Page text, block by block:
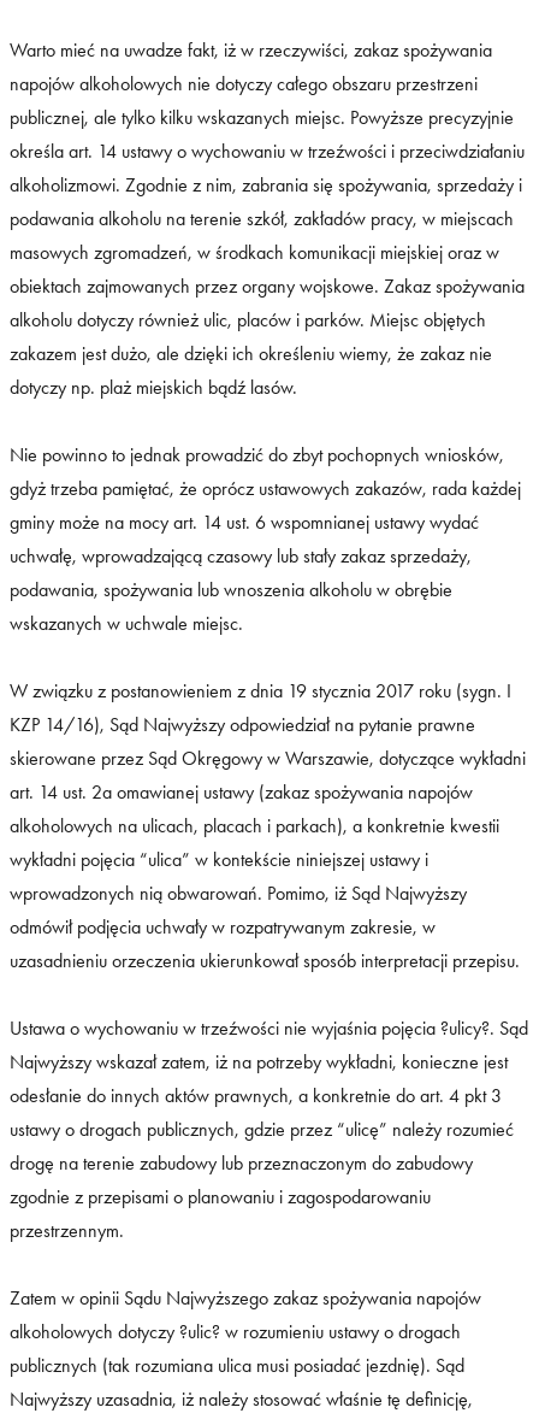
Warto mieć na uwadze fakt, iż w rzeczywiści, zakaz spożywania
napojów alkoholowych nie dotyczy całego obszaru przestrzeni
publicznej, ale tylko kilku wskazanych miejsc. Powyższe precyzyjnie
określa art. 14 ustawy o wychowaniu w trzeźwości i przeciwdziałaniu
alkoholizmowi. Zgodnie z nim, zabrania się spożywania, sprzedaży i
podawania alkoholu na terenie szkół, zakładów pracy, w miejscach
masowych zgromadzeń, w środkach komunikacji miejskiej oraz w
obiektach zajmowanych przez organy wojskowe. Zakaz spożywania
alkoholu dotyczy również ulic, placów i parków. Miejsc objętych
zakazem jest dużo, ale dzięki ich określeniu wiemy, że zakaz nie
dotyczy np. plaż miejskich bądź lasów.
Nie powinno to jednak prowadzić do zbyt pochopnych wniosków,
gdyż trzeba pamiętać, że oprócz ustawowych zakazów, rada każdej
gminy może na mocy art. 14 ust. 6 wspomnianej ustawy wydać
uchwałę, wprowadzającą czasowy lub stały zakaz sprzedaży,
podawania, spożywania lub wnoszenia alkoholu w obrębie
wskazanych w uchwale miejsc.
W związku z postanowieniem z dnia 19 stycznia 2017 roku (sygn. I
KZP 14/16), Sąd Najwyższy odpowiedział na pytanie prawne
skierowane przez Sąd Okręgowy w Warszawie, dotyczące wykładni
art. 14 ust. 2a omawianej ustawy (zakaz spożywania napojów
alkoholowych na ulicach, placach i parkach), a konkretnie kwestii
wykładni pojęcia “ulica” w kontekście niniejszej ustawy i
wprowadzonych nią obwarowań. Pomimo, iż Sąd Najwyższy
odmówił podjęcia uchwały w rozpatrywanym zakresie, w
uzasadnieniu orzeczenia ukierunkował sposób interpretacji przepisu.
Ustawa o wychowaniu w trzeźwości nie wyjaśnia pojęcia ?ulicy?. Sąd
Najwyższy wskazał zatem, iż na potrzeby wykładni, konieczne jest
odesłanie do innych aktów prawnych, a konkretnie do art. 4 pkt 3
ustawy o drogach publicznych, gdzie przez “ulicę” należy rozumieć
drogę na terenie zabudowy lub przeznaczonym do zabudowy
zgodnie z przepisami o planowaniu i zagospodarowaniu
przestrzennym.
Zatem w opinii Sądu Najwyższego zakaz spożywania napojów
alkoholowych dotyczy ?ulic? w rozumieniu ustawy o drogach
publicznych (tak rozumiana ulica musi posiadać jezdnię). Sąd
Najwyższy uzasadnia, iż należy stosować właśnie tę definicję,